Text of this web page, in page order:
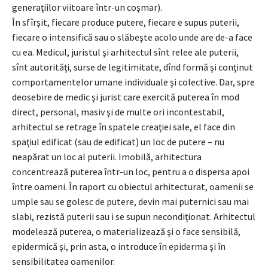
generaţiilor viitoare într-un coşmar).
În sfîrşit, fiecare produce putere, fiecare e supus puterii,
fiecare o intensifică sau o slăbeşte acolo unde are de-a face
cu ea. Medicul, juristul şi arhitectul sînt relee ale puterii,
sînt autorităţi, surse de legitimitate, dînd formă şi conţinut
comportamentelor umane individuale şi colective. Dar, spre
deosebire de medic şi jurist care exercită puterea în mod
direct, personal, masiv şi de multe ori incontestabil,
arhitectul se retrage în spatele creaţiei sale, el face din
spaţiul edificat (sau de edificat) un loc de putere – nu
neapărat un loc al puterii. Imobilă, arhitectura
concentrează puterea într-un loc, pentru a o dispersa apoi
între oameni. În raport cu obiectul arhitecturat, oamenii se
umple sau se golesc de putere, devin mai puternici sau mai
slabi, rezistă puterii sau i se supun necondiţionat. Arhitectul
modelează puterea, o materializează şi o face sensibilă,
epidermică şi, prin asta, o introduce în epiderma şi în
sensibilitatea oamenilor.